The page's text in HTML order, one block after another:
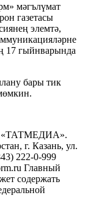
мәгълүмат
газетасы
элемтә,
17 гыйнварында
бары тик
«ТАТМЕДИА».
г. Казань, ул.
222-0-999
Главный
содержать